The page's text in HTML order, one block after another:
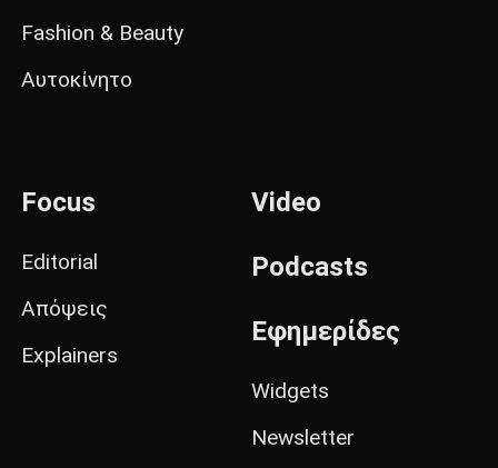
Fashion & Beauty
Αυτοκίνητο
Focus
Editorial
Απόψεις
Explainers
Video
Podcasts
Εφημερίδες
Widgets
Newsletter